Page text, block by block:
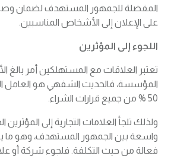
المفضلة للجمهور المستهدف لضمان
على الإعلان إلى الأشخاص المناسبين.
اللجوء إلى المؤثرين
تعتبر العلاقات مع المستهلكين أمر بالغ
50 % من جميع قرارات الشراء.
ولذلك تلجأ العلامات التجارية إلى
واسعة بين الجمهور المستهدف، وهو ما
فعالة من حيث التكلفة. فلجوء شركة أو